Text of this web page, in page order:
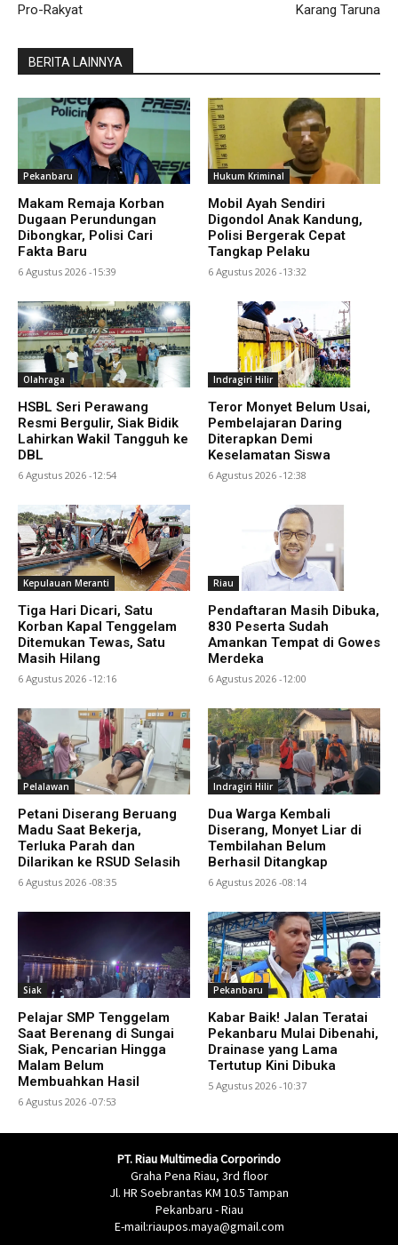
Pro-Rakyat
Karang Taruna
BERITA LAINNYA
Pekanbaru
Makam Remaja Korban
Dugaan Perundungan
Dibongkar, Polisi Cari
Fakta Baru
6 Agustus 2026 -15:39
Hukum Kriminal
Mobil Ayah Sendiri
Digondol Anak Kandung,
Polisi Bergerak Cepat
Tangkap Pelaku
6 Agustus 2026 -13:32
Olahraga
HSBL Seri Perawang
Resmi Bergulir, Siak Bidik
Lahirkan Wakil Tangguh ke
DBL
6 Agustus 2026 -12:54
Indragiri Hilir
Teror Monyet Belum Usai,
Pembelajaran Daring
Diterapkan Demi
Keselamatan Siswa
6 Agustus 2026 -12:38
Kepulauan Meranti
Tiga Hari Dicari, Satu
Korban Kapal Tenggelam
Ditemukan Tewas, Satu
Masih Hilang
6 Agustus 2026 -12:16
Riau
Pendaftaran Masih Dibuka,
830 Peserta Sudah
Amankan Tempat di Gowes
Merdeka
6 Agustus 2026 -12:00
Pelalawan
Petani Diserang Beruang
Madu Saat Bekerja,
Terluka Parah dan
Dilarikan ke RSUD Selasih
6 Agustus 2026 -08:35
Indragiri Hilir
Dua Warga Kembali
Diserang, Monyet Liar di
Tembilahan Belum
Berhasil Ditangkap
6 Agustus 2026 -08:14
Siak
Pelajar SMP Tenggelam
Saat Berenang di Sungai
Siak, Pencarian Hingga
Malam Belum
Membuahkan Hasil
6 Agustus 2026 -07:53
Pekanbaru
Kabar Baik! Jalan Teratai
Pekanbaru Mulai Dibenahi,
Drainase yang Lama
Tertutup Kini Dibuka
5 Agustus 2026 -10:37
PT. Riau Multimedia Corporindo
Graha Pena Riau, 3rd floor
Jl. HR Soebrantas KM 10.5 Tampan
Pekanbaru - Riau
E-mail:riaupos.maya@gmail.com